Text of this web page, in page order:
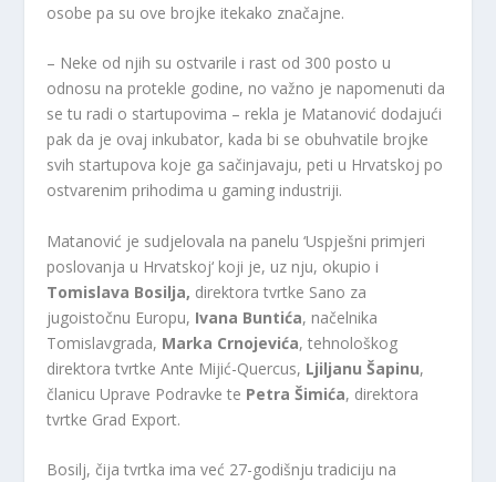
osobe pa su ove brojke itekako značajne.
– Neke od njih su ostvarile i rast od 300 posto u
odnosu na protekle godine, no važno je napomenuti da
se tu radi o startupovima – rekla je Matanović dodajući
pak da je ovaj inkubator, kada bi se obuhvatile brojke
svih startupova koje ga sačinjavaju, peti u Hrvatskoj po
ostvarenim prihodima u gaming industriji.
Matanović je sudjelovala na panelu ‘Uspješni primjeri
poslovanja u Hrvatskoj‘ koji je, uz nju, okupio i
Tomislava Bosilja, direktora tvrtke Sano za
jugoistočnu Europu, Ivana Buntića, načelnika
Tomislavgrada, Marka Crnojevića, tehnološkog
direktora tvrtke Ante Mijić-Quercus, Ljiljanu Šapinu,
članicu Uprave Podravke te Petra Šimića, direktora
tvrtke Grad Export.
Bosilj, čija tvrtka ima već 27-godišnju tradiciju na